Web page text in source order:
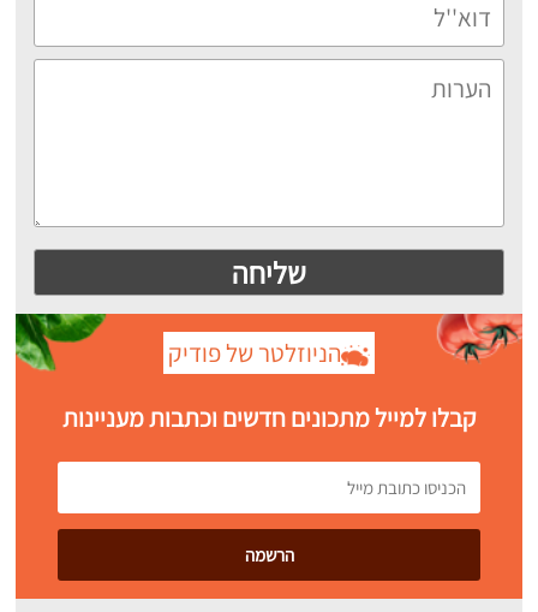
הניוזלטר של פודיק
קבלו למייל מתכונים חדשים וכתבות מעניינות